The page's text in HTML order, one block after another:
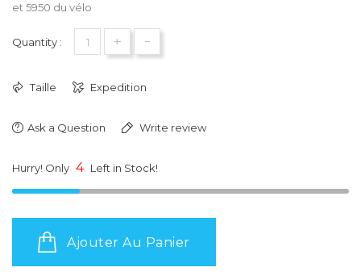
et 5950 du vélo
Quantity : + -
Taille Expedition
Ask a Question Write review
Hurry! Only 4 Left in Stock!
Ajouter Au Panier